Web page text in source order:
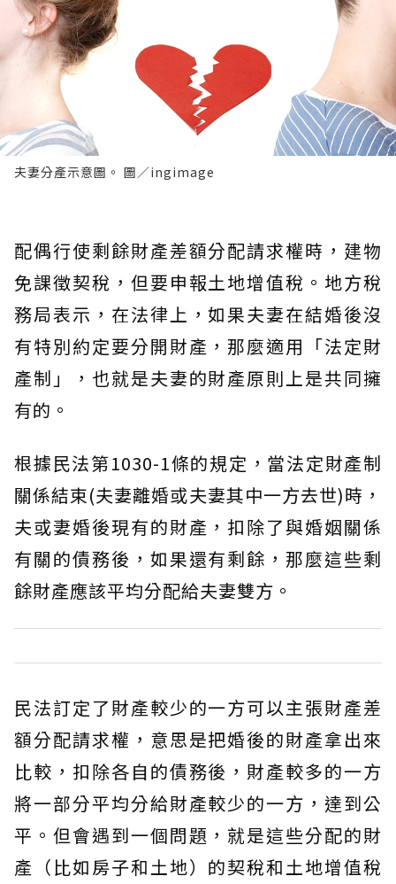
夫妻分產示意圖。 圖／ingimage
配偶行使剩餘財產差額分配請求權時，建物
免課徵契稅，但要申報土地增值稅。地方稅
務局表示，在法律上，如果夫妻在結婚後沒
有特別約定要分開財產，那麼適用「法定財
產制」，也就是夫妻的財產原則上是共同擁
有的。
根據民法第1030-1條的規定，當法定財產制
關係結束(夫妻離婚或夫妻其中一方去世)時，
夫或妻婚後現有的財產，扣除了與婚姻關係
有關的債務後，如果還有剩餘，那麼這些剩
餘財產應該平均分配給夫妻雙方。
民法訂定了財產較少的一方可以主張財產差
額分配請求權，意思是把婚後的財產拿出來
比較，扣除各自的債務後，財產較多的一方
將一部分平均分給財產較少的一方，達到公
平。但會遇到一個問題，就是這些分配的財
產（比如房子和土地）的契稅和土地增值稅